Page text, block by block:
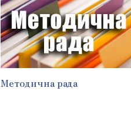
Методична рада